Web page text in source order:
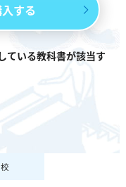
する
ている教科書が該当す